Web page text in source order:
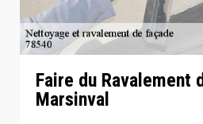
Faire du Ravalement
Marsinval